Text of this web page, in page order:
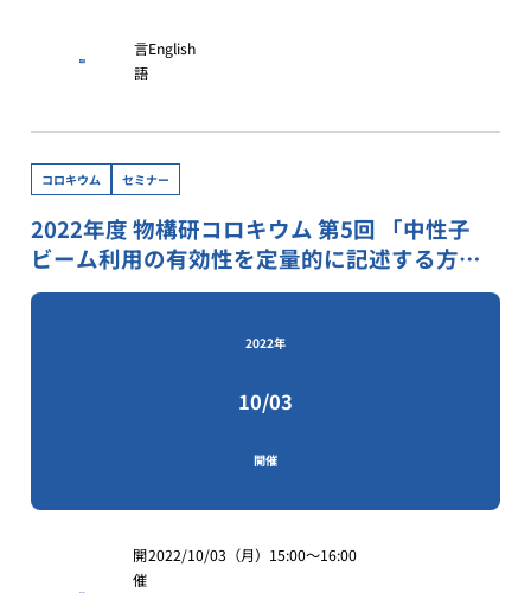
言
語
English
コロキウム セミナー
2022年度 物構研コロキウム 第5回 「中性子
ビーム利用の有効性を定量的に記述する方法
の模索」
2022年
10/03
開催
開
催
2022/10/03（月）15:00～16:00